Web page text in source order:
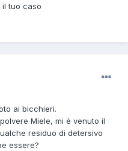
il tuo caso
ai bicchieri.
Miele, mi è venuto il
residuo di detersivo
essere?